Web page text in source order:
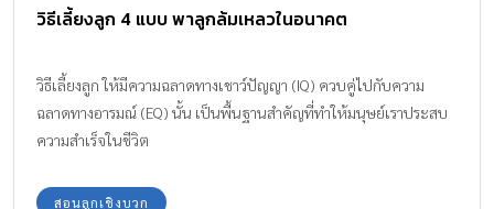
วิธีเลี้ยงลูก 4 แบบ พาลูกล้มเหลวในอนาคต
วิธีเลี้ยงลูก ให้มีความฉลาดทางเชาว์ปัญญา (IQ) ควบคู่ไปกับความ
ฉลาดทางอารมณ์ (EQ) นั้น เป็นพื้นฐานสำคัญที่ทำให้มนุษย์เราประสบ
ความสำเร็จในชีวิต
สอนลูกเชิงบวก